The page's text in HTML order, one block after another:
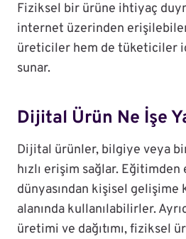
Fiziksel bir ürüne ihtiyaç
internet üzerinden
üreticiler hem de tüketiciler
sunar.
Dijital Ürün Ne İşe
Dijital ürünler, bilgiye veya
hızlı erişim sağlar.
dünyasından kişisel gelişime
alanında kullanılabilirler.
üretimi ve dağıtımı, fiziksel